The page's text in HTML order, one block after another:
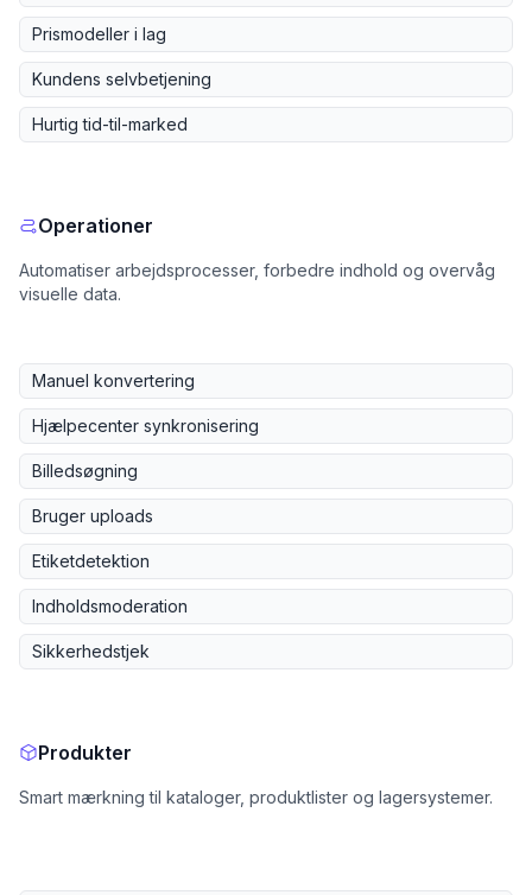
Prismodeller i lag
Kundens selvbetjening
Hurtig tid-til-marked
Operationer
Automatiser arbejdsprocesser, forbedre indhold og overvåg
visuelle data.
Manuel konvertering
Hjælpecenter synkronisering
Billedsøgning
Bruger uploads
Etiketdetektion
Indholdsmoderation
Sikkerhedstjek
Produkter
Smart mærkning til kataloger, produktlister og lagersystemer.